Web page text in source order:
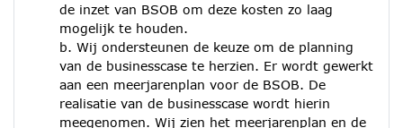
de inzet van BSOB om deze kosten zo laag
mogelijk te houden.
b. Wij ondersteunen de keuze om de planning
van de businesscase te herzien. Er wordt gewerkt
aan een meerjarenplan voor de BSOB. De
realisatie van de businesscase wordt hierin
meegenomen. Wij zien het meerjarenplan en de